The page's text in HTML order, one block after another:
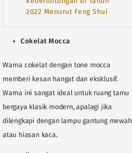
2022 Menurut Feng Shui
Cokelat Mocca
Warna cokelat dengan tone mocca
memberi kesan hangat dan eksklusif.
Warna ini sangat ideal untuk ruang tamu
bergaya klasik modern, apalagi jika
dilengkapi dengan lampu gantung mewah
atau hiasan kaca.